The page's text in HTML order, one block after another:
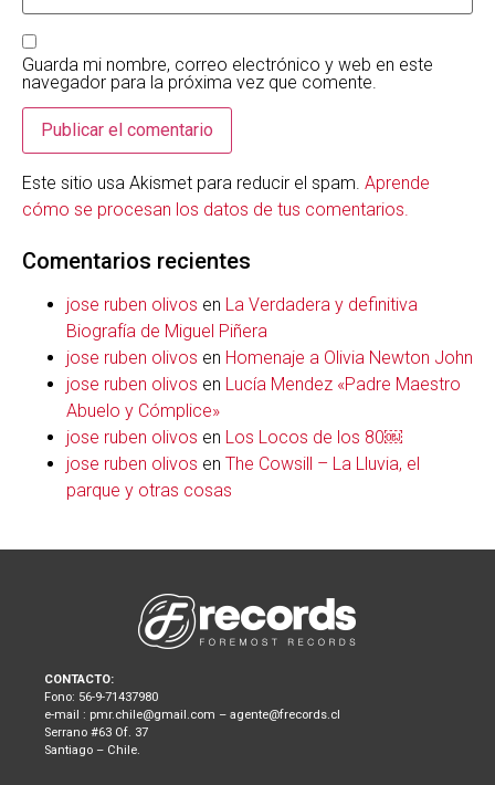
Guarda mi nombre, correo electrónico y web en este
navegador para la próxima vez que comente.
Este sitio usa Akismet para reducir el spam. Aprende
cómo se procesan los datos de tus comentarios.
Comentarios recientes
jose ruben olivos en La Verdadera y definitiva
Biografía de Miguel Piñera
jose ruben olivos en Homenaje a Olivia Newton John
jose ruben olivos en Lucía Mendez «Padre Maestro
Abuelo y Cómplice»
jose ruben olivos en Los Locos de los 80￼
jose ruben olivos en The Cowsill – La Lluvia, el
parque y otras cosas
CONTACTO:
Fono: 56-9-71437980
e-mail : pmr.chile@gmail.com – agente@frecords.cl
Serrano #63 Of. 37
Santiago – Chile.